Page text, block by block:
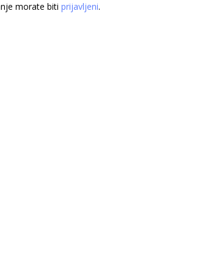
morate biti prijavljeni.